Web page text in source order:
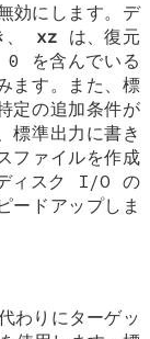
にします。デ
、 xz は、復元
0 を含んでいる
ます。また、標
定の追加条件が
標準出力に書き
ファイルを作成
ディスク I/O の
ードアップしま
わりにターゲッ